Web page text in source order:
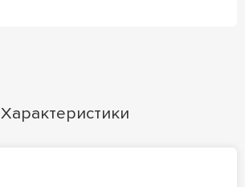
Характеристики